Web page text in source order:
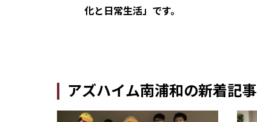
化と日常生活」です。
アズハイム南浦和の新着記事